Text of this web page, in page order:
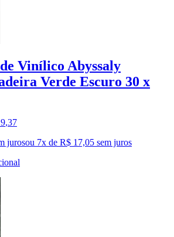
Vinílico Abyssaly
Verde Escuro 30 x
,37
jurosou 7x de R$ 17,05 sem juros